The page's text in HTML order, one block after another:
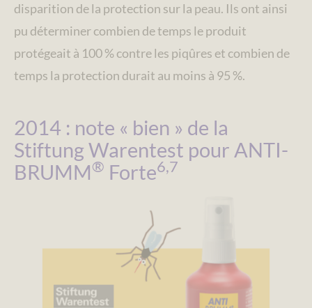
disparition de la protection sur la peau. Ils ont ainsi
pu déterminer combien de temps le produit
protégeait à 100 % contre les piqûres et combien de
temps la protection durait au moins à 95 %.
2014 : note « bien » de la
Stiftung Warentest pour ANTI-
BRUMM® Forte6,7